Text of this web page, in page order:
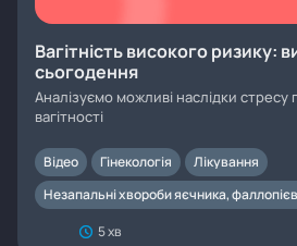
Вагітність високого ризику:
сьогодення
Аналізуємо можливі наслідки стресу
вагітності
Відео Гінекологія
Лікування
5 хв